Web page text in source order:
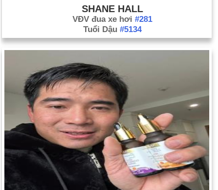
SHANE HALL
VĐV đua xe hơi #281
Tuổi Dậu #5134